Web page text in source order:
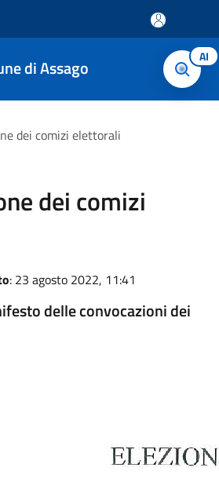
di Assago AI
dei comizi elettorali
dei comizi
: 23 agosto 2022, 11:41
delle convocazioni dei